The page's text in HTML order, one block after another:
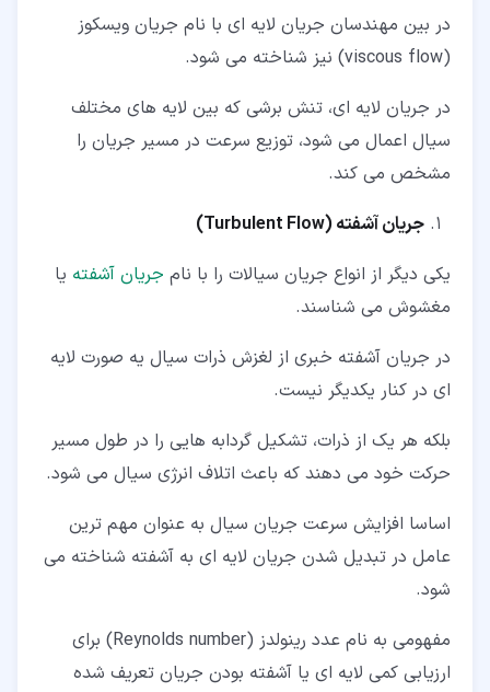
در بین مهندسان جریان لایه ای با نام جریان ویسکوز
(viscous flow) نیز شناخته می شود.
در جریان لایه ای، تنش برشی که بین لایه های مختلف
سیال اعمال می شود، توزیع سرعت در مسیر جریان را
مشخص می کند.
جریان آشفته (Turbulent Flow
)
یکی دیگر از انواع جریان سیالات را با نام جریان آشفته یا
مغشوش می شناسند.
در جریان آشفته خبری از لغزش ذرات سیال یه صورت لایه
ای در کنار یکدیگر نیست.
بلکه هر یک از ذرات، تشکیل گردابه هایی را در طول مسیر
حرکت خود می دهند که باعث اتلاف انرژی سیال می شود.
اساسا افزایش سرعت جریان سیال به عنوان مهم ترین
عامل در تبدیل شدن جریان لایه ای به آشفته شناخته می
شود.
مفهومی به نام عدد رینولدز (Reynolds number) برای
ارزیابی کمی لایه ای یا آشفته بودن جریان تعریف شده